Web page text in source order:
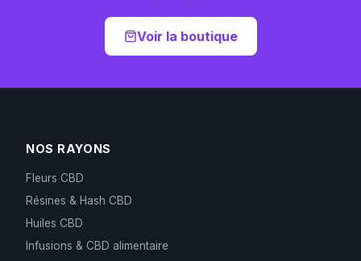
Voir la boutique
NOS RAYONS
Fleurs CBD
Résines & Hash CBD
Huiles CBD
Infusions & CBD alimentaire